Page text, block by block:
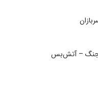
جنگ – آتش‌بس